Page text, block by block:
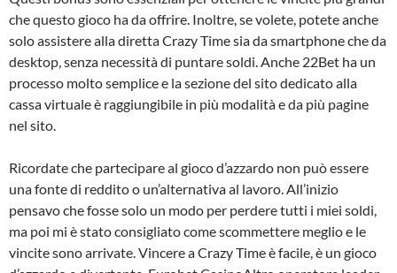
che questo gioco ha da offrire. Inoltre, se volete, potete anche
solo assistere alla diretta Crazy Time sia da smartphone che da
desktop, senza necessità di puntare soldi. Anche 22Bet ha un
processo molto semplice e la sezione del sito dedicato alla
cassa virtuale è raggiungibile in più modalità e da più pagine
nel sito.
Ricordate che partecipare al gioco d’azzardo non può essere
una fonte di reddito o un’alternativa al lavoro. All’inizio
pensavo che fosse solo un modo per perdere tutti i miei soldi,
ma poi mi è stato consigliato come scommettere meglio e le
vincite sono arrivate. Vincere a Crazy Time è facile, è un gioco